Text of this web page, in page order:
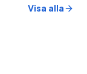
Visa alla